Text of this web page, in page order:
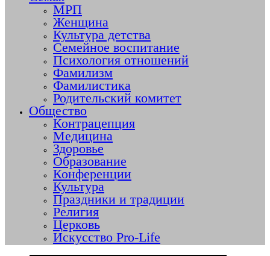
МРП
Женщина
Культура детства
Семейное воспитание
Психология отношений
Фамилизм
Фамилистика
Родительский комитет
Общество
Контрацепция
Медицина
Здоровье
Образование
Конференции
Культура
Праздники и традиции
Религия
Церковь
Искусство Pro-Life